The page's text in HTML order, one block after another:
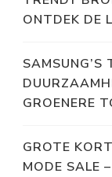
ONTDEK DE
SAMSUNG’S
GROENERE
GROTE
MODE SALE